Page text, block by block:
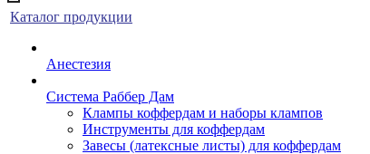
Каталог продукции
Анестезия
Система Раббер Дам
Клампы коффердам и наборы клампов
Инструменты для коффердам
Завесы (латексные листы) для коффердам